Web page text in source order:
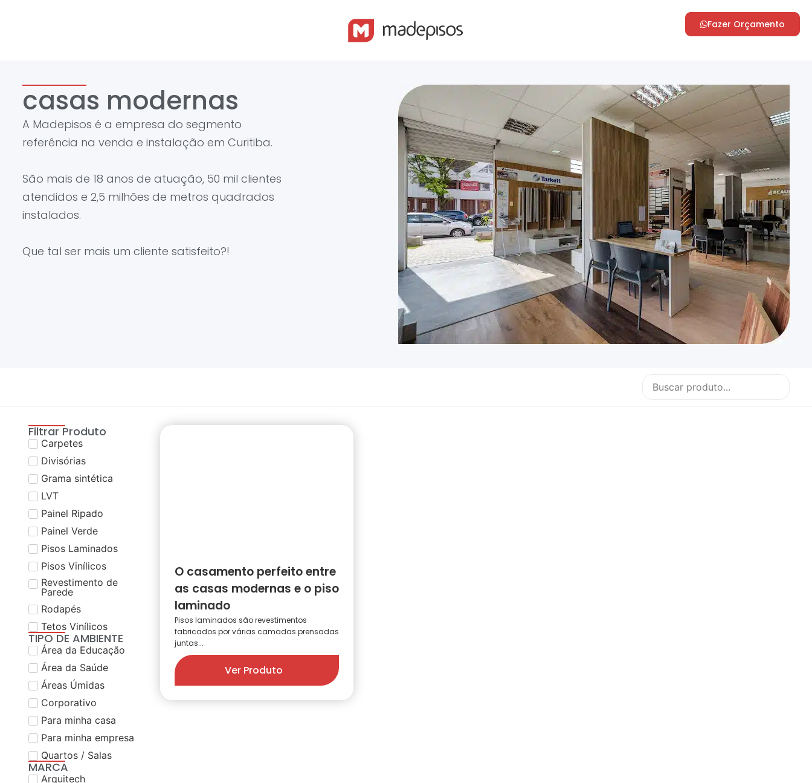
Fazer Orçamento
casas modernas
A Madepisos é a empresa do segmento
referência na venda e instalação em Curitiba.
São mais de 18 anos de atuação, 50 mil clientes
atendidos e 2,5 milhões de metros quadrados
instalados.
Que tal ser mais um cliente satisfeito?!
Filtrar Produto
Carpetes
Divisórias
Grama sintética
LVT
Painel Ripado
Painel Verde
Pisos Laminados
Pisos Vinílicos
Revestimento de
Parede
Rodapés
Tetos Vinílicos
TIPO DE AMBIENTE
Área da Educação
Área da Saúde
Áreas Úmidas
Corporativo
Para minha casa
Para minha empresa
Quartos / Salas
MARCA
Arquitech
O casamento perfeito entre
as casas modernas e o piso
laminado
Pisos laminados são revestimentos
fabricados por várias camadas prensadas
juntas...
Ver Produto